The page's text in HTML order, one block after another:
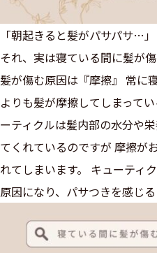
「朝起きると髪がパサパサ…
それ、実は寝ている間に髪が
髪が傷む原因は『摩擦』 常に
よりも髪が摩擦してしまって
ーティクルは髪内部の水分や
てくれているのですが 摩擦が
れてしまいます。 キューティ
原因になり、パサつきを感じる